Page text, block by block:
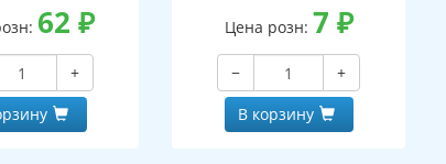
62₽
+
(двухсторонняя, ВД-лак)
Цена розн: 7 ₽
−
+
В корзину